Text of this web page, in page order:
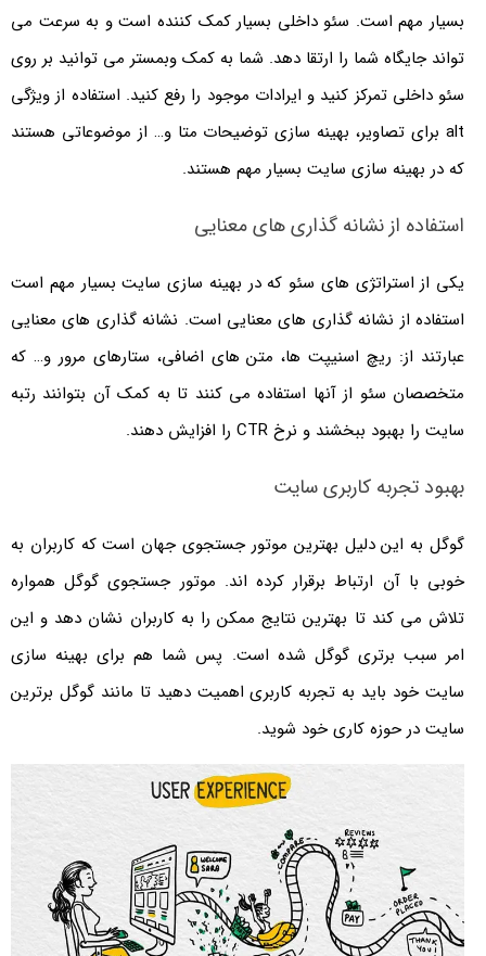
بسیار مهم است. سئو داخلی بسیار کمک کننده است و به سرعت می
تواند جایگاه شما را ارتقا دهد. شما به کمک وبمستر می توانید بر روی
سئو داخلی تمرکز کنید و ایرادات موجود را رفع کنید. استفاده از ویژگی
alt برای تصاویر، بهینه سازی توضیحات متا و… از موضوعاتی هستند
که در بهینه سازی سایت بسیار مهم هستند.
استفاده از نشانه گذاری های معنایی
یکی از استراتژی های سئو که در بهینه سازی سایت بسیار مهم است
استفاده از نشانه گذاری های معنایی است. نشانه گذاری های معنایی
عبارتند از: ریچ اسنیپت ها، متن های اضافی، ستارهای مرور و… که
متخصصان سئو از آنها استفاده می کنند تا به کمک آن بتوانند رتبه
سایت را بهبود ببخشند و نرخ CTR را افزایش دهند.
بهبود تجربه کاربری سایت
گوگل به این دلیل بهترین موتور جستجوی جهان است که کاربران به
خوبی با آن ارتباط برقرار کرده اند. موتور جستجوی گوگل همواره
تلاش می کند تا بهترین نتایج ممکن را به کاربران نشان دهد و این
امر سبب برتری گوگل شده است. پس شما هم برای بهینه سازی
سایت خود باید به تجربه کاربری اهمیت دهید تا مانند گوگل برترین
سایت در حوزه کاری خود شوید.